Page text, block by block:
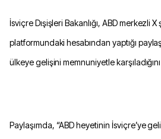
İsviçre Dışişleri Bakanlığı, ABD merkezli
platformundaki hesabından yaptığı
ülkeye gelişini memnuniyetle
Paylaşımda, “ABD heyetinin İsviçre’ye